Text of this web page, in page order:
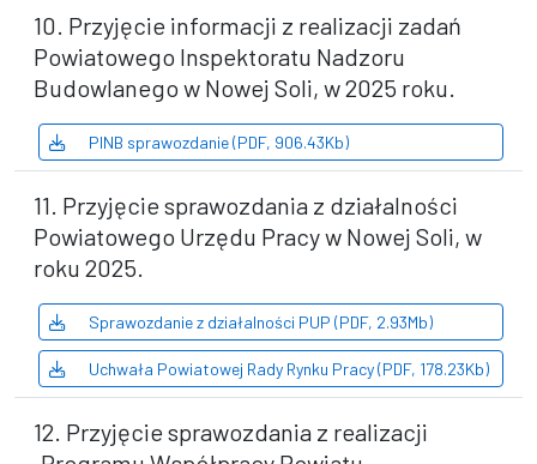
10. Przyjęcie informacji z realizacji zadań
Powiatowego Inspektoratu Nadzoru
Budowlanego w Nowej Soli, w 2025 roku.
PINB sprawozdanie (PDF, 906.43Kb)
11. Przyjęcie sprawozdania z działalności
Powiatowego Urzędu Pracy w Nowej Soli, w
roku 2025.
Sprawozdanie z działalności PUP (PDF, 2.93Mb)
Uchwała Powiatowej Rady Rynku Pracy (PDF, 178.23Kb)
12. Przyjęcie sprawozdania z realizacji